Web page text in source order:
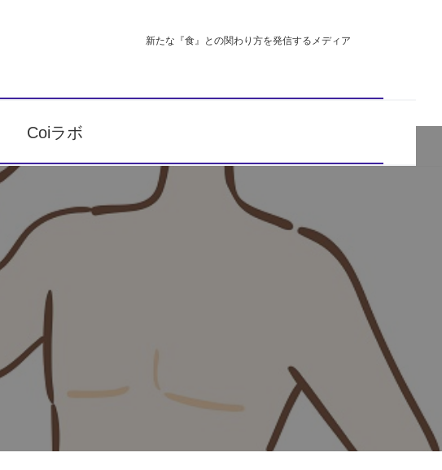
新たな『食』との関わり方を発信するメディア
Coiラボ